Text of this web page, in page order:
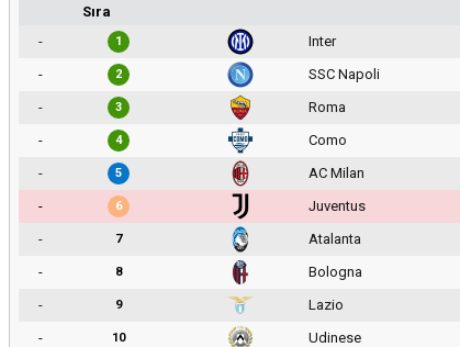
Sıra
-
1 Inter
-
2 SSC Napoli
-
3 Roma
-
4 Como
-
5 AC Milan
-
6 Juventus
-
7 Atalanta
-
8 Bologna
-
9 Lazio
-
10 Udinese